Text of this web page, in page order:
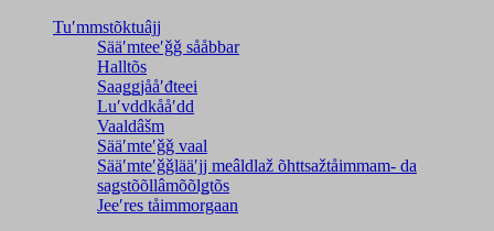
Tuʹmmstõktuâjj
Sääʹmteeʹǧǧ sååbbar
Halltõs
Saaǥǥjååʹđteei
Luʹvddkååʹdd
Vaaldâšm
Sääʹmteʹǧǧ vaal
Sääʹmteʹǧǧlääʹjj meâldlaž õhttsažtåimmam- da
saǥstõõllâmõõlǥtõs
Jeeʹres tåimmorgaan